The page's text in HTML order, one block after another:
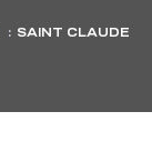
: SAINT CLAUDE